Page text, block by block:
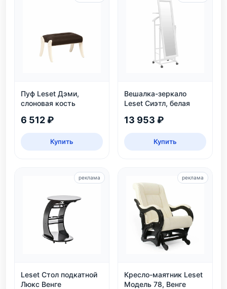
Пуф Leset Дэми,
слоновая кость
6 512 ₽
Купить
Вешалка-зеркало
Leset Сиэтл, белая
13 953 ₽
Купить
Leset Стол подкатной
Люкс Венге
реклама
Кресло-маятник Leset
Модель 78, Венге
реклама